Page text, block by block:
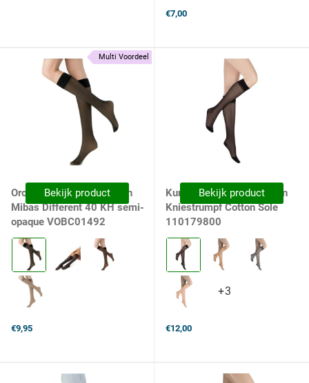
€7,00
Oroblu Dames Kniekousen
Mibas Different 40 KH semi-
opaque VOBC01492
Kleur:
Black
selected
€9,95
Multi Voordeel
Bekijk product
Kunert Dames Kniekousen
Kniestrumpf Cotton Sole
110179800
Kleur:
0500
Black.
selected
+3
€12,00
Bekijk product